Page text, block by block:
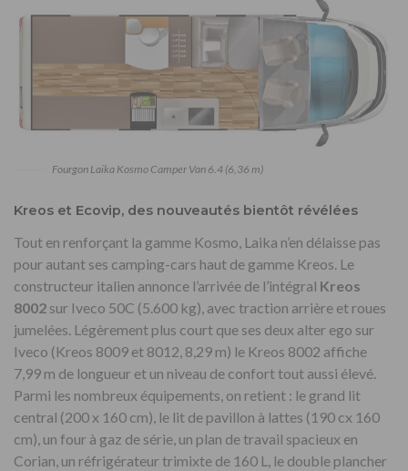
Fourgon Laika Kosmo Camper Van 6.4 (6,36 m)
Kreos et Ecovip, des nouveautés bientôt révélées
Tout en renforçant la gamme Kosmo, Laika n’en délaisse pas
pour autant ses camping-cars haut de gamme Kreos. Le
constructeur italien annonce l’arrivée de l’intégral Kreos
8002 sur Iveco 50C (5.600 kg), avec traction arrière et roues
jumelées. Légèrement plus court que ses deux alter ego sur
Iveco (Kreos 8009 et 8012, 8,29 m) le Kreos 8002 affiche
7,99 m de longueur et un niveau de confort tout aussi élevé.
Parmi les nombreux équipements, on retient : le grand lit
central (200 x 160 cm), le lit de pavillon à lattes (190 cx 160
cm), un four à gaz de série, un plan de travail spacieux en
Corian, un réfrigérateur trimixte de 160 L, le double plancher